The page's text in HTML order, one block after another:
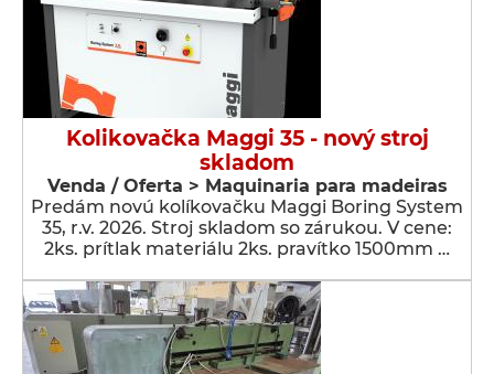
Kolikovačka Maggi 35 - nový stroj
skladom
Venda / Oferta > Maquinaria para madeiras
Predám novú kolíkovačku Maggi Boring System
35, r.v. 2026. Stroj skladom so zárukou. V cene:
2ks. prítlak materiálu 2ks. pravítko 1500mm …